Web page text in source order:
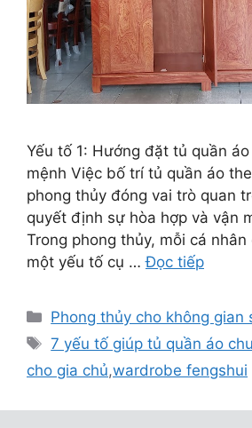
Yếu tố 1: Hướng đặt tủ quần
mệnh Việc bố trí tủ quần áo
phong thủy đóng vai trò quan
quyết định sự hòa hợp và vận
Trong phong thủy, mỗi cá
một yếu tố cụ …Đọc tiếp
Danh
mục
Phong thủy cho không gian
Thẻ
7 yếu tố giúp tủ quần áo
cho gia chủ,wardrobe fengshui